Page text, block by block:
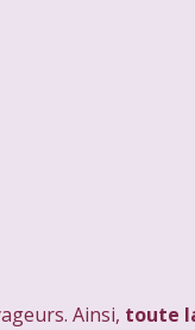
Ainsi, toute